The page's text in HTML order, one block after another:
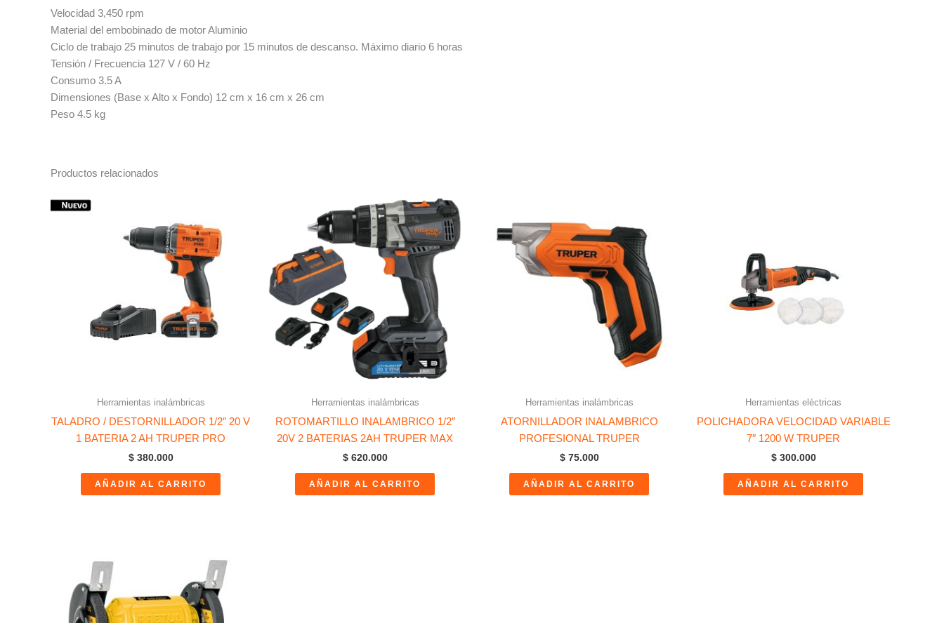
Velocidad 3,450 rpm
Material del embobinado de motor Aluminio
Ciclo de trabajo 25 minutos de trabajo por 15 minutos de descanso. Máximo diario 6 horas
Tensión / Frecuencia 127 V / 60 Hz
Consumo 3.5 A
Dimensiones (Base x Alto x Fondo) 12 cm x 16 cm x 26 cm
Peso 4.5 kg
Productos relacionados
Herramientas inalámbricas
TALADRO / DESTORNILLADOR 1/2″ 20 V
1 BATERIA 2 AH TRUPER PRO
$380.000
AÑADIR AL CARRITO
Herramientas inalámbricas
ROTOMARTILLO INALAMBRICO 1/2″
20V 2 BATERIAS 2AH TRUPER MAX
$620.000
AÑADIR AL CARRITO
Herramientas inalámbricas
ATORNILLADOR INALAMBRICO
PROFESIONAL TRUPER
$75.000
AÑADIR AL CARRITO
Herramientas eléctricas
POLICHADORA VELOCIDAD VARIABLE
7″ 1200 W TRUPER
$300.000
AÑADIR AL CARRITO